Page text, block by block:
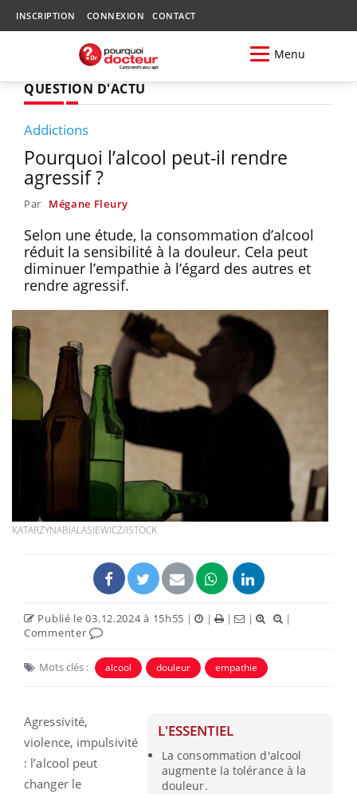
INSCRIPTION CONNEXION CONTACT
Menu
QUESTION D'ACTU
Addictions
Pourquoi l’alcool peut-il rendre
agressif ?
Par Mégane Fleury
Selon une étude, la consommation d’alcool
réduit la sensibilité à la douleur. Cela peut
diminuer l’empathie à l’égard des autres et
rendre agressif.
KATARZYNABIALASIEWICZ/ISTOCK
Publié le 03.12.2024 à 15h55 | | | |
|
Commenter
Mots clés : alcool douleur empathie
L'ESSENTIEL
La consommation d'alcool
augmente la tolérance à la
douleur.
Agressivité,
violence, impulsivité
: l’alcool peut
changer le